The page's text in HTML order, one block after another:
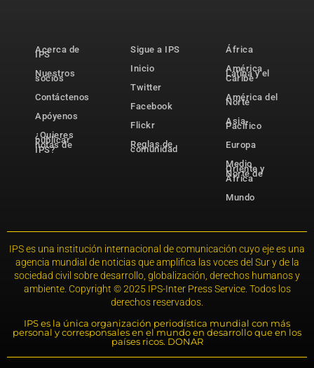
Acerca de
IPS
Nuestros
socios
Contáctenos
Apóyenos
¿Quieres
publicar
notas de
IPS?
Sigue a IPS
Inicio
Twitter
Facebook
Flickr
Reglas de
comunidad
África
América
Latina y el
Caribe
América del
Norte
Asia-
Pacífico
Europa
Medio
Oriente y
Norte de
África
Mundo
IPS es una institución internacional de comunicación cuyo eje es una
agencia mundial de noticias que amplifica las voces del Sur y de la
sociedad civil sobre desarrollo, globalización, derechos humanos y
ambiente. Copyright © 2025 IPS-Inter Press Service. Todos los
derechos reservados.
IPS es la única organización periodística mundial con más
personal y corresponsales en el mundo en desarrollo que en los
países ricos. DONAR